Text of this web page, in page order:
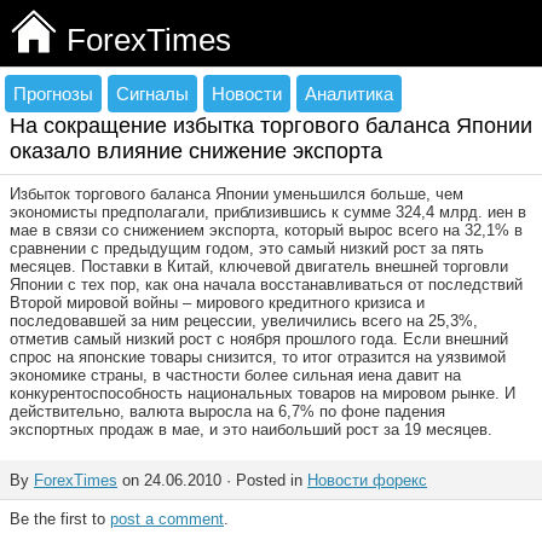
ForexTimes
Прогнозы Сигналы Новости Аналитика
На сокращение избытка торгового баланса Японии
оказало влияние снижение экспорта
Избыток торгового баланса Японии уменьшился больше, чем
экономисты предполагали, приблизившись к сумме 324,4 млрд. иен в
мае в связи со снижением экспорта, который вырос всего на 32,1% в
сравнении с предыдущим годом, это самый низкий рост за пять
месяцев. Поставки в Китай, ключевой двигатель внешней торговли
Японии с тех пор, как она начала восстанавливаться от последствий
Второй мировой войны – мирового кредитного кризиса и
последовавшей за ним рецессии, увеличились всего на 25,3%,
отметив самый низкий рост с ноября прошлого года. Если внешний
спрос на японские товары снизится, то итог отразится на уязвимой
экономике страны, в частности более сильная иена давит на
конкурентоспособность национальных товаров на мировом рынке. И
действительно, валюта выросла на 6,7% по фоне падения
экспортных продаж в мае, и это наибольший рост за 19 месяцев.
By ForexTimes on 24.06.2010 · Posted in Новости форекс
Be the first to post a comment.